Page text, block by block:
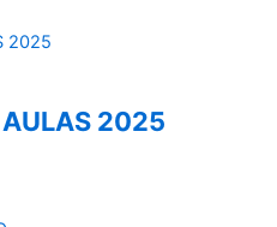
AULAS 2025